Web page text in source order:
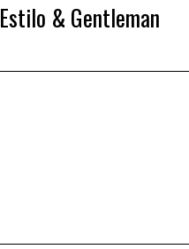
Estilo & Gentleman